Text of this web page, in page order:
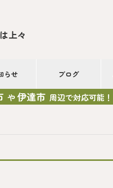
上々
らせ ブログ
や伊達市 周辺で対応可能！